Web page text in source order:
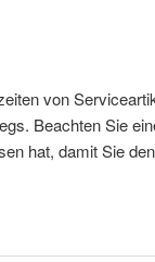
von
Beachten Sie
hat, damit Sie